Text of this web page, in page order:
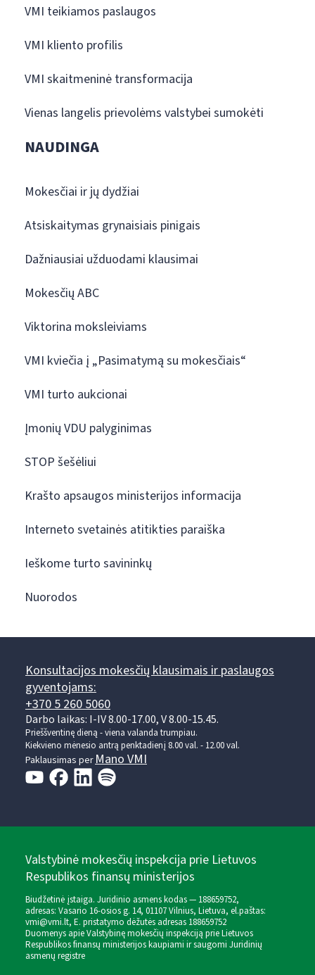
VMI teikiamos paslaugos
VMI kliento profilis
VMI skaitmeninė transformacija
Vienas langelis prievolėms valstybei sumokėti
NAUDINGA
Mokesčiai ir jų dydžiai
Atsiskaitymas grynaisiais pinigais
Dažniausiai užduodami klausimai
Mokesčių ABC
Viktorina moksleiviams
VMI kviečia į „Pasimatymą su mokesčiais“
VMI turto aukcionai
Įmonių VDU palyginimas
STOP šešėliui
Krašto apsaugos ministerijos informacija
Interneto svetainės atitikties paraiška
Ieškome turto savininkų
Nuorodos
Konsultacijos mokesčių klausimais ir paslaugos
gyventojams:
+370 5 260 5060
Darbo laikas: I-IV 8.00-17.00, V 8.00-15.45.
Prieššventinę dieną - viena valanda trumpiau.
Kiekvieno mėnesio antrą penktadienį 8.00 val. - 12.00 val.
Paklausimas per Mano VMI
Valstybinė mokesčių inspekcija prie Lietuvos
Respublikos finansų ministerijos
Biudžetinė įstaiga. Juridinio asmens kodas — 188659752,
adresas: Vasario 16-osios g. 14, 01107 Vilnius, Lietuva, el.paštas:
vmi@vmi.lt, E. pristatymo dėžutės adresas 188659752
Duomenys apie Valstybinę mokesčių inspekciją prie Lietuvos
Respublikos finansų ministerijos kaupiami ir saugomi Juridinių
asmenų registre